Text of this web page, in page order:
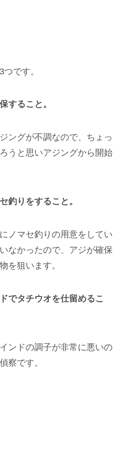
です。
すること。
ングが不調なので、ちょっ
うと思いアジングから開始
釣りをすること。
ノマセ釣りの用意をしてい
なかったので、アジが確保
を狙います。
でタチウオを仕留めるこ
ンドの調子が非常に悪いの
察です。